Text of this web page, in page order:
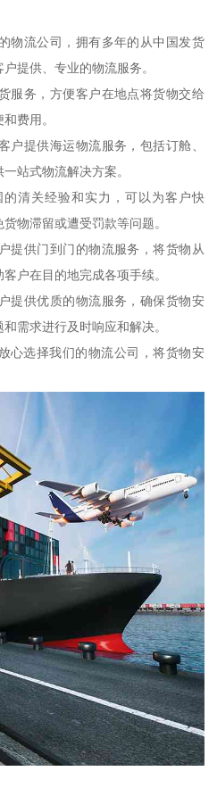
物流公司，拥有多年的从中国发货
提供、专业的物流服务。
服务，方便客户在地点将货物交给
费用。
户提供海运物流服务，包括订舱、
站式物流解决方案。
清关经验和实力，可以为客户快
物滞留或遭受罚款等问题。
提供门到门的物流服务，将货物从
户在目的地完成各项手续。
提供优质的物流服务，确保货物安
需求进行及时响应和解决。
心选择我们的物流公司，将货物安